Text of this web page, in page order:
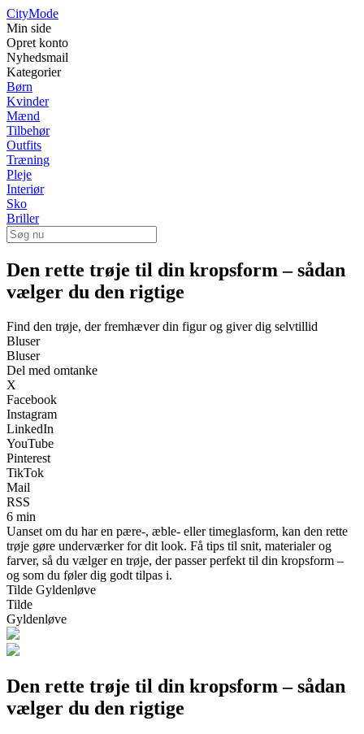
CityMode
Min side
Opret konto
Nyhedsmail
Kategorier
Børn
Kvinder
Mænd
Tilbehør
Outfits
Træning
Pleje
Interiør
Sko
Briller
Den rette trøje til din kropsform – sådan
vælger du den rigtige
Find den trøje, der fremhæver din figur og giver dig selvtillid
Bluser
Bluser
Del med omtanke
X
Facebook
Instagram
LinkedIn
YouTube
Pinterest
TikTok
Mail
RSS
6 min
Uanset om du har en pære-, æble- eller timeglasform, kan den rette
trøje gøre underværker for dit look. Få tips til snit, materialer og
farver, så du vælger en trøje, der passer perfekt til din kropsform –
og som du føler dig godt tilpas i.
Tilde Gyldenløve
Tilde
Gyldenløve
Den rette trøje til din kropsform – sådan
vælger du den rigtige